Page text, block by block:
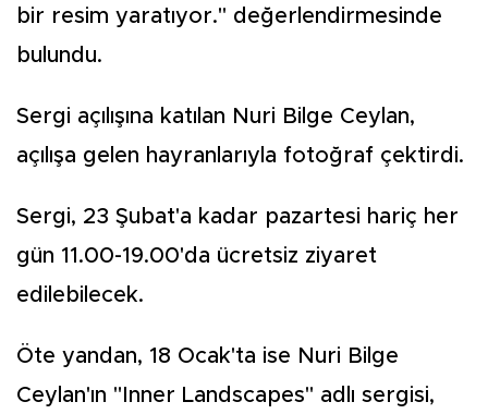
bir resim yaratıyor." değerlendirmesinde
bulundu.
Sergi açılışına katılan Nuri Bilge Ceylan,
açılışa gelen hayranlarıyla fotoğraf çektirdi.
Sergi, 23 Şubat'a kadar pazartesi hariç her
gün 11.00-19.00'da ücretsiz ziyaret
edilebilecek.
Öte yandan, 18 Ocak'ta ise Nuri Bilge
Ceylan'ın "Inner Landscapes" adlı sergisi,